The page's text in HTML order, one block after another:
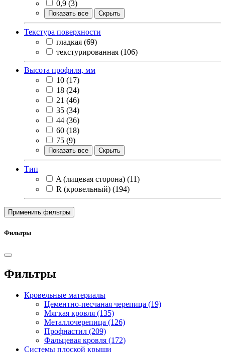
0,9 (3)
Показать все Скрыть
Текстура поверхности
гладкая (69)
текстурированная (106)
Высота профиля, мм
10 (17)
18 (24)
21 (46)
35 (34)
44 (36)
60 (18)
75 (9)
Показать все Скрыть
Тип
A (лицевая сторона) (11)
R (кровельный) (194)
Применить фильтры
Фильтры
Фильтры
Кровельные материалы
Цементно-песчаная черепица (19)
Мягкая кровля (135)
Металлочерепица (126)
Профнастил (209)
Фальцевая кровля (172)
Системы плоской крыши